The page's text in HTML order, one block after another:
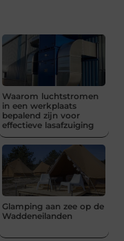
Waarom luchtstromen
in een werkplaats
bepalend zijn voor
effectieve lasafzuiging
Glamping aan zee op de
Waddeneilanden